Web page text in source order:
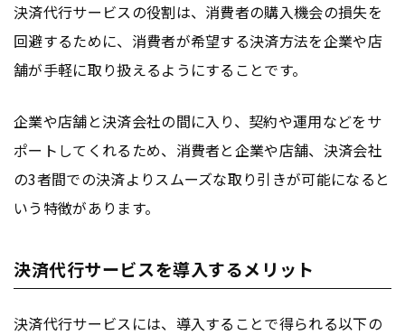
決済代行サービスの役割は、消費者の購入機会の損失を
回避するために、消費者が希望する決済方法を企業や店
舗が手軽に取り扱えるようにすることです。
企業や店舗と決済会社の間に入り、契約や運用などをサ
ポートしてくれるため、消費者と企業や店舗、決済会社
の3者間での決済よりスムーズな取り引きが可能になると
いう特徴があります。
決済代行サービスを導入するメリット
決済代行サービスには、導入することで得られる以下の